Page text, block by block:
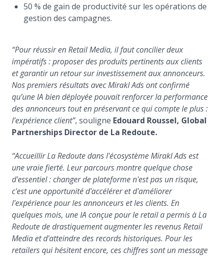
50 % de gain de productivité sur les opérations de
gestion des campagnes.
“Pour réussir en Retail Media, il faut concilier deux
impératifs : proposer des produits pertinents aux clients
et garantir un retour sur investissement aux annonceurs.
Nos premiers résultats avec Mirakl Ads ont confirmé
qu’une IA bien déployée pouvait renforcer la performance
des annonceurs tout en préservant ce qui compte le plus :
l’expérience client”, souligne Edouard Roussel, Global
Partnerships Director de La Redoute.
“Accueillir La Redoute dans l'écosystème Mirakl Ads est
une vraie fierté. Leur parcours montre quelque chose
d'essentiel : changer de plateforme n'est pas un risque,
c'est une opportunité d'accélérer et d'améliorer
l'expérience pour les annonceurs et les clients. En
quelques mois, une IA conçue pour le retail a permis à La
Redoute de drastiquement augmenter les revenus Retail
Media et d'atteindre des records historiques. Pour les
retailers qui hésitent encore, ces chiffres sont un message